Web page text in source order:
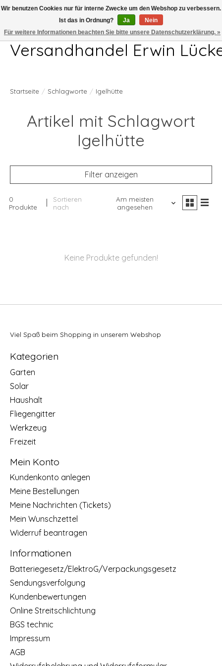
Telefon 04407 715872 MO-DO 7.00-17.00Uhr FR 7.00-13.00Uhr
Versandhandel Erwin
Startseite / Schlagworte / Igelhütte
Artikel mit Schlagwort
Igelhütte
Filter anzeigen
0
Produkte
Sortieren
nach
Am meisten
angesehen
Keine Produkte gefunden!
Viel Spaß beim Shopping in unserem Webshop
Kategorien
Garten
Solar
Haushalt
Fliegengitter
Werkzeug
Freizeit
Mein Konto
Kundenkonto anlegen
Meine Bestellungen
Meine Nachrichten (Tickets)
Mein Wunschzettel
Widerruf beantragen
Informationen
Batteriegesetz/ElektroG/Verpackungsgesetz
Sendungsverfolgung
Kundenbewertungen
Online Streitschlichtung
BGS technic
Impressum
AGB
Wir benutzen Cookies nur für interne Zwecke um den Webshop zu verbessern.
Ist das in Ordnung?
Ja
Nein
Für weitere Informationen beachten Sie bitte unsere Datenschutzerklärung. »